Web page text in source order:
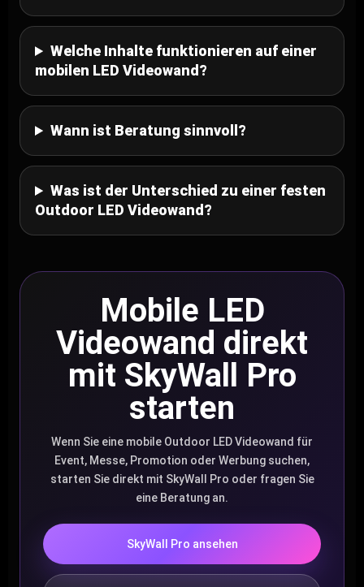
Welche Inhalte funktionieren auf einer
mobilen LED Videowand?
Wann ist Beratung sinnvoll?
Was ist der Unterschied zu einer festen
Outdoor LED Videowand?
Mobile LED
Videowand direkt
mit SkyWall Pro
starten
Wenn Sie eine mobile Outdoor LED Videowand für
Event, Messe, Promotion oder Werbung suchen,
starten Sie direkt mit SkyWall Pro oder fragen Sie
eine Beratung an.
SkyWall Pro ansehen